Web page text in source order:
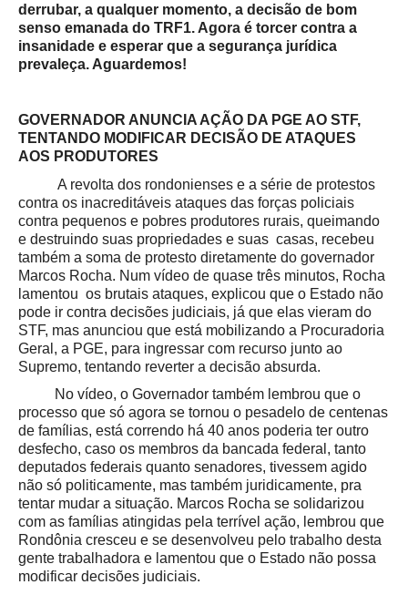
derrubar, a qualquer momento, a decisão de bom
senso emanada do TRF1. Agora é torcer contra a
insanidade e esperar que a segurança jurídica
prevaleça. Aguardemos!
GOVERNADOR ANUNCIA AÇÃO DA PGE AO STF,
TENTANDO MODIFICAR DECISÃO DE ATAQUES
AOS PRODUTORES
A revolta dos rondonienses e a série de protestos
contra os inacreditáveis ataques das forças policiais
contra pequenos e pobres produtores rurais, queimando
e destruindo suas propriedades e suas casas, recebeu
também a soma de protesto diretamente do governador
Marcos Rocha. Num vídeo de quase três minutos, Rocha
lamentou os brutais ataques, explicou que o Estado não
pode ir contra decisões judiciais, já que elas vieram do
STF, mas anunciou que está mobilizando a Procuradoria
Geral, a PGE, para ingressar com recurso junto ao
Supremo, tentando reverter a decisão absurda.
No vídeo, o Governador também lembrou que o
processo que só agora se tornou o pesadelo de centenas
de famílias, está correndo há 40 anos poderia ter outro
desfecho, caso os membros da bancada federal, tanto
deputados federais quanto senadores, tivessem agido
não só politicamente, mas também juridicamente, pra
tentar mudar a situação. Marcos Rocha se solidarizou
com as famílias atingidas pela terrível ação, lembrou que
Rondônia cresceu e se desenvolveu pelo trabalho desta
gente trabalhadora e lamentou que o Estado não possa
modificar decisões judiciais.